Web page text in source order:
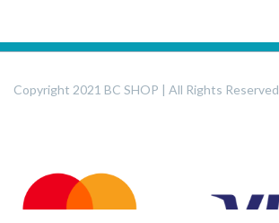
Copyright 2021 BC SHOP | All Rights Reserved